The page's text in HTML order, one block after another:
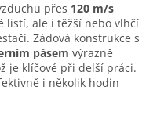
přes 120 m/s
listí, ale i těžší nebo vlhčí
Zádová konstrukce s
pásem výrazně
je klíčové při delší práci.
i několik hodin